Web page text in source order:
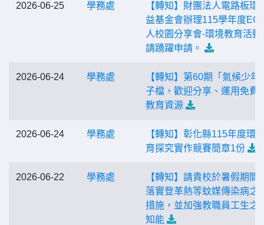
2026-06-25 學務處
【轉知】財團法人電路板環
益基金會辦理115學年度
人校園分享會-環境教育活動
請踴躍申請。
2026-06-24 學務處
【轉知】第60期「氣候少年
子檔，歡迎分享、運用免費
教育資源
2026-06-24 學務處
【轉知】彰化縣115年度環
育探究實作競賽簡章1份
2026-06-22 學務處
【轉知】請貴校於暑假期間
落實登革熱等蚊媒傳染病之
措施，並加強教職員工生之
知能